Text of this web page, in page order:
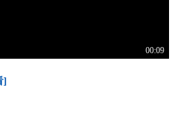
00:09
]